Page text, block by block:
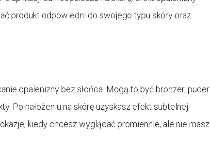
produkt odpowiedni do swojego typu skóry oraz
opalenizny bez słońca. Mogą to być bronzer, puder
Po nałożeniu na skórę uzyskasz efekt subtelnej
kiedy chcesz wyglądać promiennie, ale nie masz